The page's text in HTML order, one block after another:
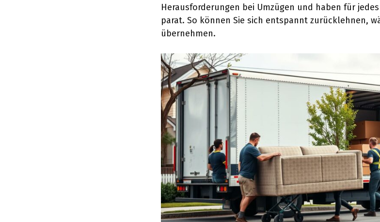
Herausforderungen bei Umzügen und haben für
parat. So können Sie sich entspannt zurücklehnen,
übernehmen.